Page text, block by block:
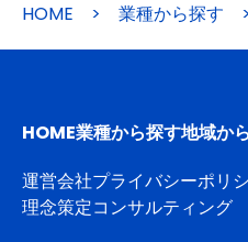
HOME > 業種から探す >
HOME業種から探す地域か
運営会社プライバシーポリ
理念策定コンサルティング